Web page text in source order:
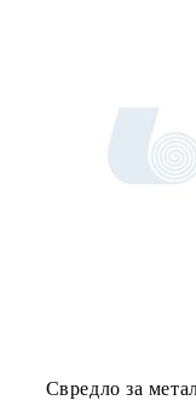
Свредло за